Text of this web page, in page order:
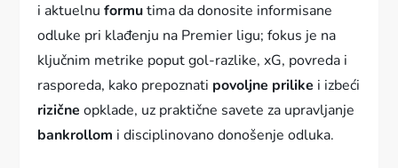
i aktuelnuformutima da donosite informisane
odluke pri klađenju na Premier ligu; fokus je na
ključnim metrike poput gol-razlike, xG, povreda i
rasporeda, kako prepoznati povoljne prilike i izbeći
rizične opklade, uz praktične savete za upravljanje
bankrollom i disciplinovano donošenje odluka.